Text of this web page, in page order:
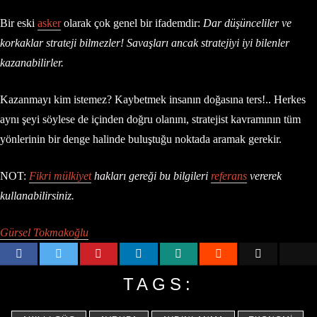
Bir eski askerolarak çok genel bir ifademdir: Dar düşünceliler ve
korkaklar strateji bilmezler! Savaşları ancak stratejiyi iyi bilenler
kazanabilirler.
Kazanmayı kim istemez? Kaybetmek insanın doğasına ters!.. Herkes
aynı şeyi söylese de içinden doğru olanını, stratejist kavramının tüm
yönlerinin bir denge halinde buluştuğu noktada aramak gerekir.
NOT: Fikri mülkiyethakları gereği bu bilgileri referans vererek
kullanabilirsiniz.
Gürsel Tokmakoğlu
TAGS: